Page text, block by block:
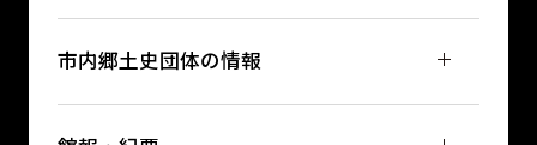
市内郷土史団体の情報